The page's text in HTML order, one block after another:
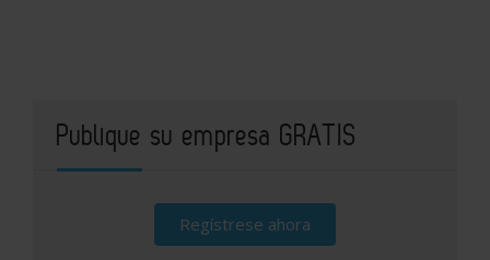
Publique su empresa GRATIS
Regístrese ahora